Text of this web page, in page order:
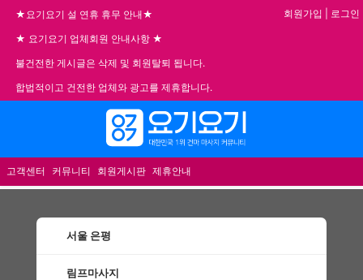
★요기요기 설 연휴 휴무 안내★
★ 요기요기 업체회원 안내사항 ★
불건전한 게시글은 삭제 및 회원탈퇴 됩니다.
합법적이고 건전한 업체와 광고를 제휴합니다.
회원가입 로그인
고객센터 커뮤니티 회원게시판 제휴안내
서울 은평
림프마사지